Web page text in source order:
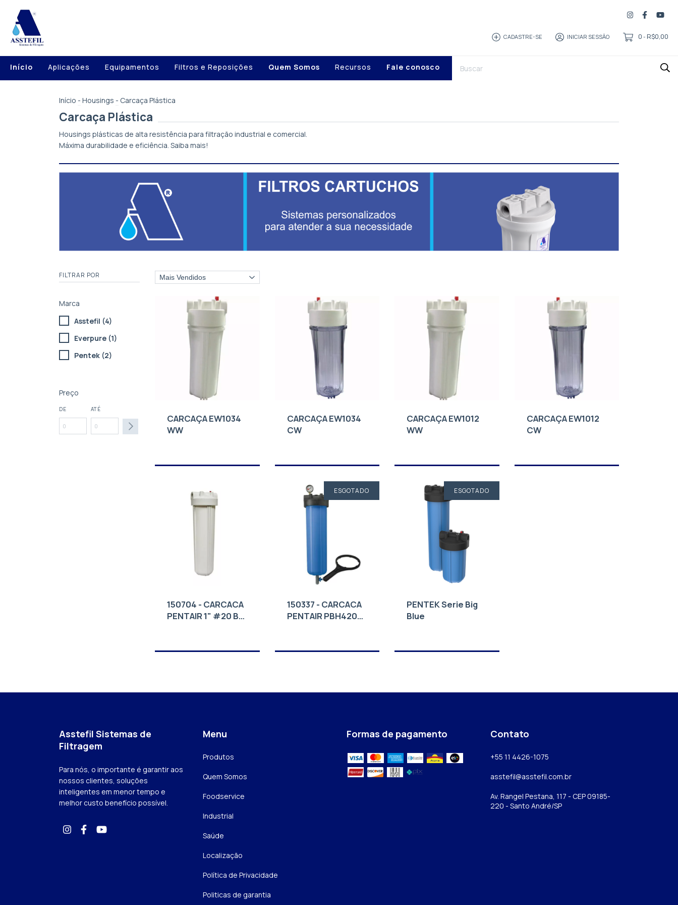
CADASTRE-SE INICIAR SESSÃO 0 - R$0,00
Início Aplicações Equipamentos Filtros e Reposições Quem Somos Recursos Fale conosco
Início - Housings - Carcaça Plástica
Carcaça Plástica
Housings plásticas de alta resistência para filtração industrial e comercial.
Máxima durabilidade e eficiência. Saiba mais!
FILTRAR POR
Marca
Asstefil (4)
Everpure (1)
Pentek (2)
Preço
DE ATÉ
CARCAÇA EW1034
WW
CARCAÇA EW1034
CW
CARCAÇA EW1012
WW
CARCAÇA EW1012
CW
150704 - CARCACA
PENTAIR 1" #20 BB
ESGOTADO
150337 - CARCACA
PENTAIR PBH420
ESGOTADO
PENTEK Serie Big
Blue
Asstefil Sistemas de
Filtragem
Para nós, o importante é garantir aos
nossos clientes, soluções
inteligentes em menor tempo e
melhor custo benefício possível.
Menu
Produtos
Quem Somos
Foodservice
Industrial
Saúde
Localização
Política de Privacidade
Politicas de garantia
Formas de pagamento Contato
+55 11 4426-1075
asstefil@asstefil.com.br
Av. Rangel Pestana, 117 - CEP 09185-
220 - Santo André/SP